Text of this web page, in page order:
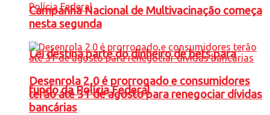
Lei destina parte do dinheiro de bets para
fundo da Polícia Federal
Campanha Nacional de Multivacinação começa
nesta segunda
Desenrola 2.0 é prorrogado e consumidores
terão até 31 de agosto para renegociar dívidas
bancárias